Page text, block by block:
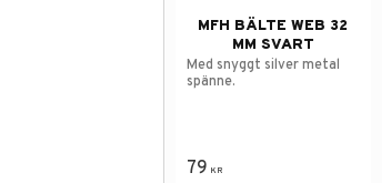
MFH BÄLTE WEB 32
MM SVART
Med snyggt silver metal
spänne.
79 KR